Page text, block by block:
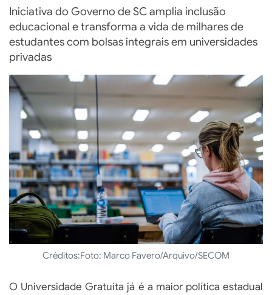
Iniciativa do Governo de SC amplia inclusão
educacional e transforma a vida de milhares de
estudantes com bolsas integrais em universidades
privadas
Créditos:Foto: Marco Favero/Arquivo/SECOM
O Universidade Gratuita já é a maior política estadual